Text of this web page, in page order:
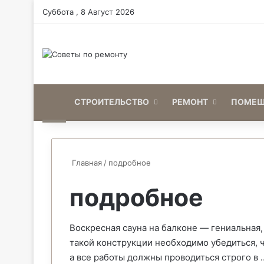
Суббота , 8 Август 2026
HomeСТРОИТЕЛЬСТВО РЕМОНТ
Главная / подробное
подробное
Воскресная сауна на балконе —
такой конструкции необходимо убедиться,
а все работы должны проводиться строго в